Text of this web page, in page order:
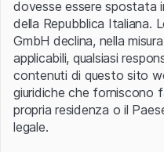
Errore
dovesse essere spostata
della Repubblica Italiana.
GmbH declina, nella
applicabili, qualsiasi
contenuti di questo sito
giuridiche che forniscono
propria residenza o il
legale.